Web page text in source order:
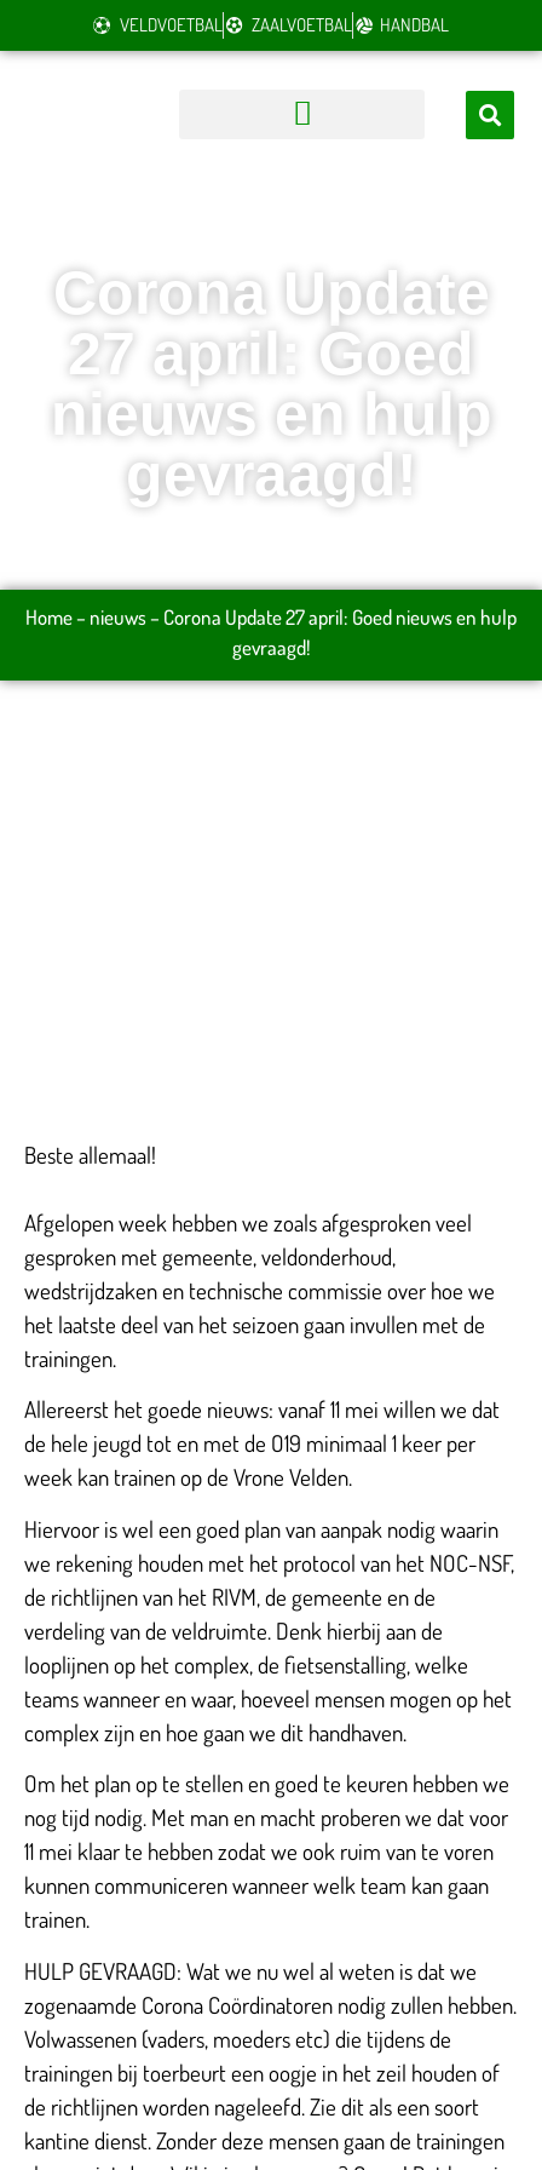
VELDVOETBAL ZAALVOETBAL HANDBAL
Corona Update
27 april: Goed
nieuws en hulp
gevraagd!
Home– nieuws– Corona Update 27 april: Goed nieuws en hulp
gevraagd!
Beste allemaal!
Afgelopen week hebben we zoals afgesproken veel
gesproken met gemeente, veldonderhoud,
wedstrijdzaken en technische commissie over hoe we
het laatste deel van het seizoen gaan invullen met de
trainingen.
Allereerst het goede nieuws: vanaf 11 mei willen we dat
de hele jeugd tot en met de O19 minimaal 1 keer per
week kan trainen op de Vrone Velden.
Hiervoor is wel een goed plan van aanpak nodig waarin
we rekening houden met het protocol van het NOC-NSF,
de richtlijnen van het RIVM, de gemeente en de
verdeling van de veldruimte. Denk hierbij aan de
looplijnen op het complex, de fietsenstalling, welke
teams wanneer en waar, hoeveel mensen mogen op het
complex zijn en hoe gaan we dit handhaven.
Om het plan op te stellen en goed te keuren hebben we
nog tijd nodig. Met man en macht proberen we dat voor
11 mei klaar te hebben zodat we ook ruim van te voren
kunnen communiceren wanneer welk team kan gaan
trainen.
HULP GEVRAAGD: Wat we nu wel al weten is dat we
zogenaamde Corona Coördinatoren nodig zullen hebben.
Volwassenen (vaders, moeders etc) die tijdens de
trainingen bij toerbeurt een oogje in het zeil houden of
de richtlijnen worden nageleefd. Zie dit als een soort
kantine dienst. Zonder deze mensen gaan de trainingen